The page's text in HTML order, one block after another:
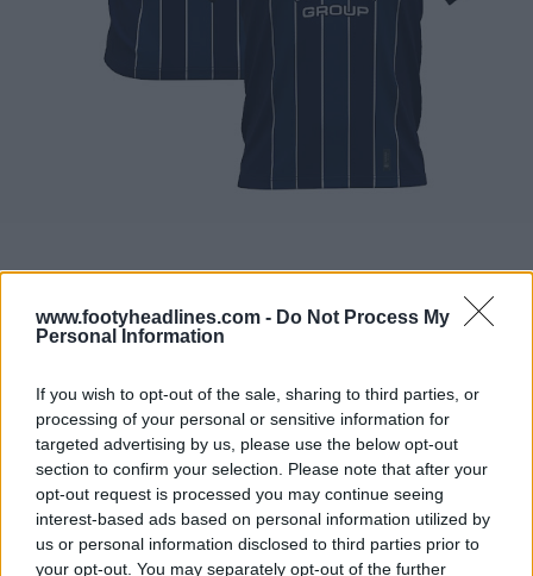
www.footyheadlines.com - Do Not Process My
Personal Information
If you wish to opt-out of the sale, sharing to third parties, or
processing of your personal or sensitive information for
targeted advertising by us, please use the below opt-out
section to confirm your selection. Please note that after your
opt-out request is processed you may continue seeing
interest-based ads based on personal information utilized by
us or personal information disclosed to third parties prior to
your opt-out. You may separately opt-out of the further